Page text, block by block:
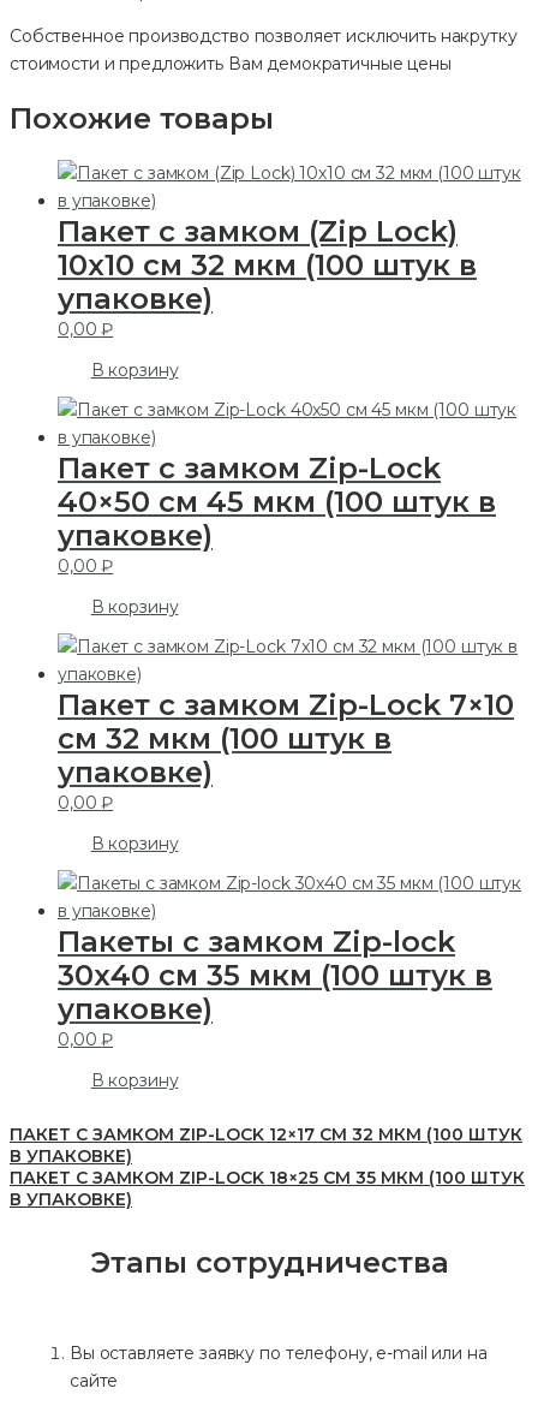
Собственное производство позволяет исключить накрутку
стоимости и предложить Вам демократичные цены
Похожие товары
Пакет с замком (Zip Lock)
10х10 см 32 мкм (100 штук в
упаковке)
0,00₽
В корзину
Пакет с замком Zip-Lock
40×50 см 45 мкм (100 штук в
упаковке)
0,00₽
В корзину
Пакет с замком Zip-Lock 7×10
см 32 мкм (100 штук в
упаковке)
0,00₽
В корзину
Пакеты с замком Zip-lock
30х40 см 35 мкм (100 штук в
упаковке)
0,00₽
В корзину
ПАКЕТ С ЗАМКОМ ZIP-LOCK 12×17 СМ 32 МКМ (100 ШТУК
В УПАКОВКЕ)
ПАКЕТ С ЗАМКОМ ZIP-LOCK 18×25 СМ 35 МКМ (100 ШТУК
В УПАКОВКЕ)
Этапы сотрудничества
Вы оставляете заявку по телефону, e-mail или на
сайте